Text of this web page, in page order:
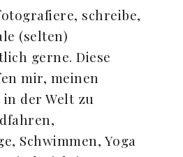
schreibe,
(selten)
gerne. Diese
mir, meinen
der Welt zu
Schwimmen, Yoga